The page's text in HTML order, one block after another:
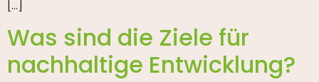
[…]
Was sind die Ziele für
nachhaltige Entwicklung?